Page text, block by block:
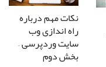
نکات مهم درباره
راه اندازی وب
سایت وردپرسی –
بخش دوم